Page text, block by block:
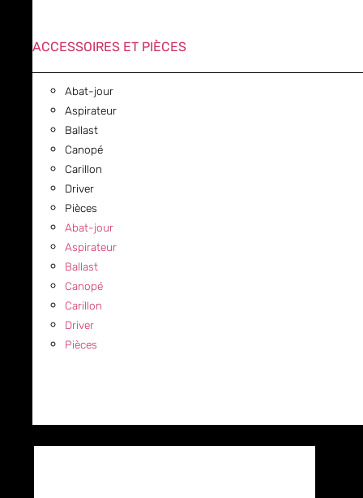
ACCESSOIRES ET PIÈCES
Abat-jour
Aspirateur
Ballast
Canopé
Carillon
Driver
Pièces
Abat-jour
Aspirateur
Ballast
Canopé
Carillon
Driver
Pièces